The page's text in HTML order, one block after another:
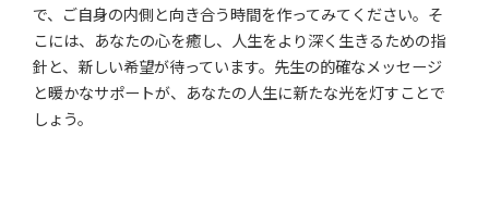
で、ご自身の内側と向き合う時間を作ってみてください。そ
こには、あなたの心を癒し、人生をより深く生きるための指
針と、新しい希望が待っています。先生の的確なメッセージ
と暖かなサポートが、あなたの人生に新たな光を灯すことで
しょう。